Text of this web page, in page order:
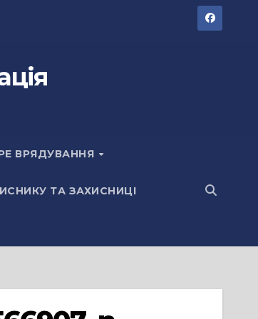
ВРЯДУВАННЯ
ТА ЗАХИСНИЦІ